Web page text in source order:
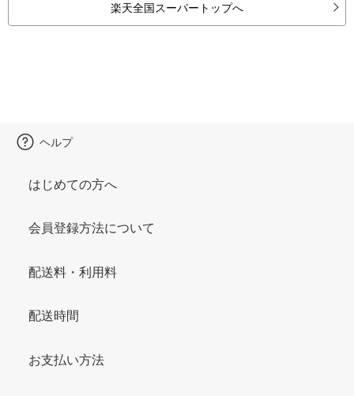
楽天全国スーパートップへ
ヘルプ
はじめての方へ
会員登録方法について
配送料・利用料
配送時間
お支払い方法